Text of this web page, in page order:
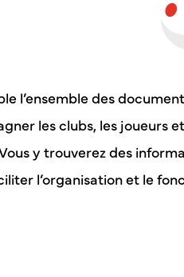
l’ensemble des
les clubs, les joueurs
y trouverez des
l’organisation et le